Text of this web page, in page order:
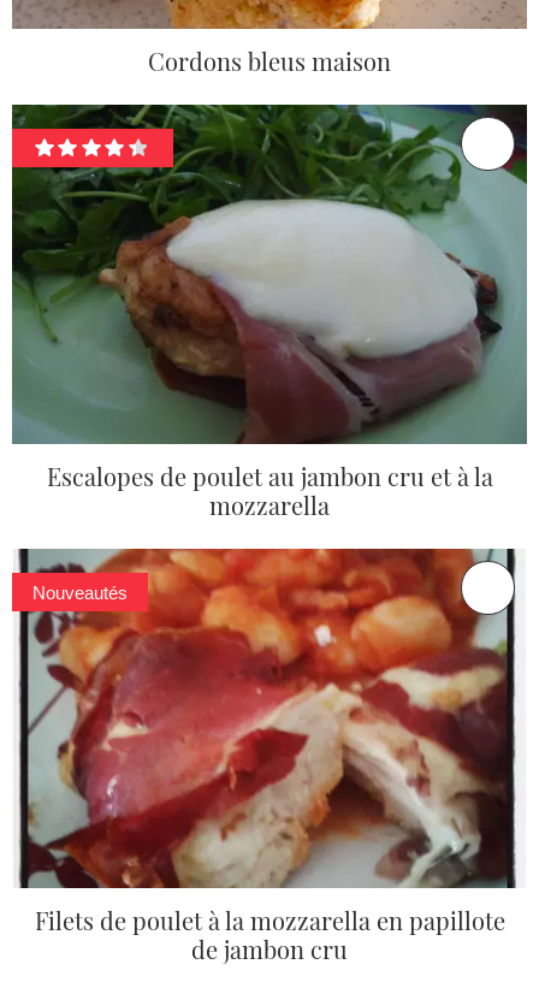
Cordons bleus maison
Escalopes de poulet au jambon cru et à la
mozzarella
Nouveautés
Filets de poulet à la mozzarella en papillote
de jambon cru